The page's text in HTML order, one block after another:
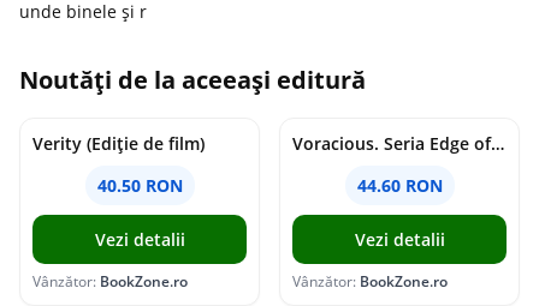
unde binele și r
Noutăți de la aceeași editură
Verity (Ediție de film)
40.50 RON
Vezi detalii
Vânzător: BookZone.ro
Voracious. Seria Edge of Darkness Vol.2
44.60 RON
Vezi detalii
Vânzător: BookZone.ro